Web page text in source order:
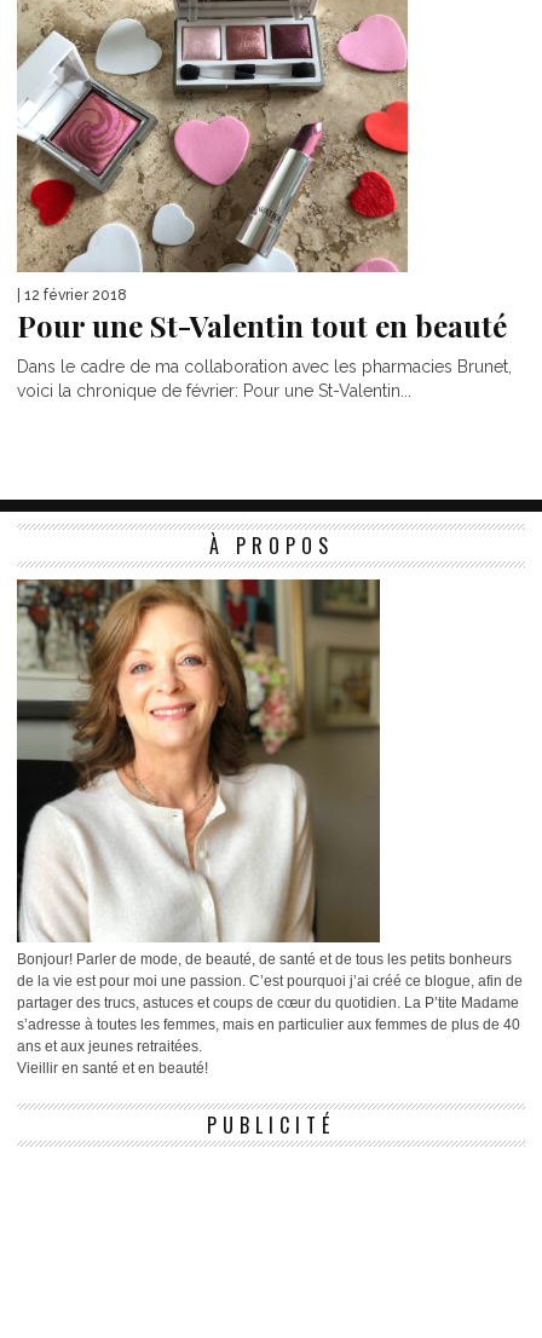
| 12 février 2018
Pour une St-Valentin tout en beauté
Dans le cadre de ma collaboration avec les pharmacies Brunet,
voici la chronique de février: Pour une St-Valentin...
À PROPOS
Bonjour! Parler de mode, de beauté, de santé et de tous les petits bonheurs
de la vie est pour moi une passion. C’est pourquoi j’ai créé ce blogue, afin de
partager des trucs, astuces et coups de cœur du quotidien. La P’tite Madame
s’adresse à toutes les femmes, mais en particulier aux femmes de plus de 40
ans et aux jeunes retraitées.
Vieillir en santé et en beauté!
PUBLICITÉ